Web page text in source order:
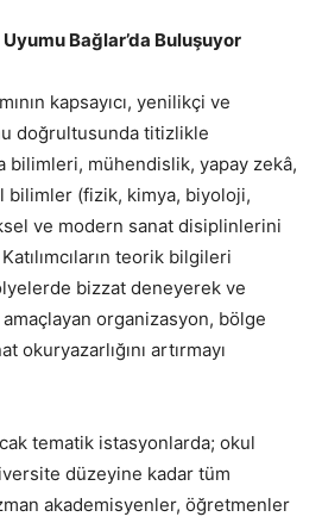
Bağlar’da Buluşuyor
kapsayıcı, yenilikçi ve
doğrultusunda titizlikle
bilimleri, mühendislik, yapay zekâ,
bilimler (fizik, kimya, biyoloji,
ve modern sanat disiplinlerini
teorik bilgileri
bizzat deneyerek ve
organizasyon, bölge
okuryazarlığını artırmayı
tematik istasyonlarda; okul
düzeyine kadar tüm
akademisyenler, öğretmenler